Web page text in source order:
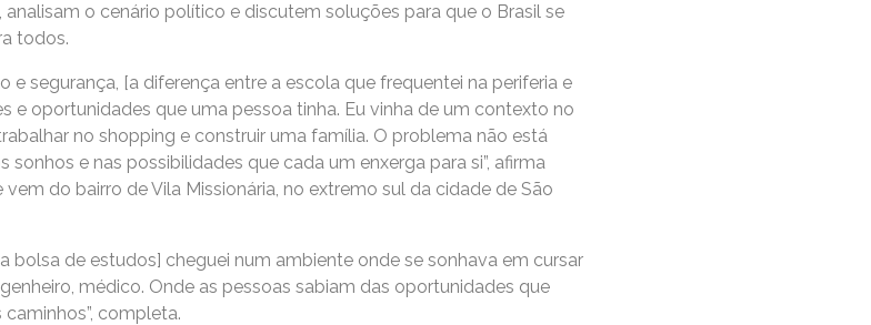
analisam o cenário político e discutem soluções para que o Brasil se
todos.
e segurança, [a diferença entre a escola que frequentei na periferia e
e oportunidades que uma pessoa tinha. Eu vinha de um contexto no
no shopping e construir uma família. O problema não está
e nas possibilidades que cada um enxerga para si”, afirma
do bairro de Vila Missionária, no extremo sul da cidade de São
bolsa de estudos] cheguei num ambiente onde se sonhava em cursar
médico. Onde as pessoas sabiam das oportunidades que
completa.